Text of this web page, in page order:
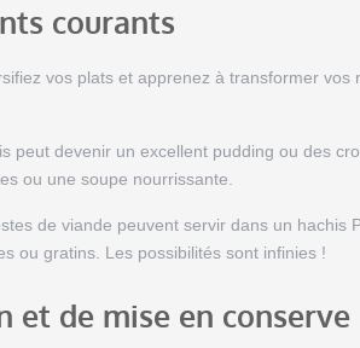
courants
vos plats et apprenez à transformer vos
peut devenir un excellent pudding ou des
ou une soupe nourrissante.
de viande peuvent servir dans un hachis
ou gratins. Les possibilités sont infinies !
et de mise en conserve